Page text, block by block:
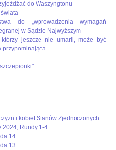
do Waszyngtonu
do „wprowadzenia wymagań
w Sądzie Najwyższym
jeszcze nie umarli, może być
przypominająca
i kobiet Stanów Zjednoczonych
2024, Rundy 1-4
14
13